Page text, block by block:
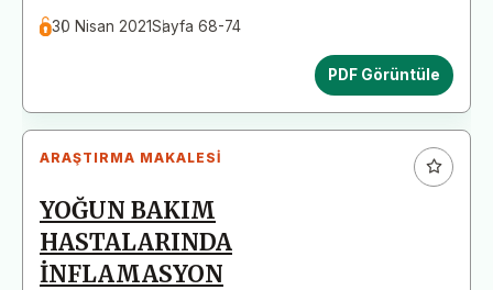
30 Nisan 2021Sayfa 68-74
PDF Görüntüle
ARAŞTIRMA MAKALESI
YOĞUN BAKIM
HASTALARINDA
İNFLAMASYON